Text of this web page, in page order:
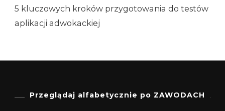
5 kluczowych kroków przygotowania do testów
aplikacji adwokackiej
Przeglądaj alfabetycznie po ZAWODACH